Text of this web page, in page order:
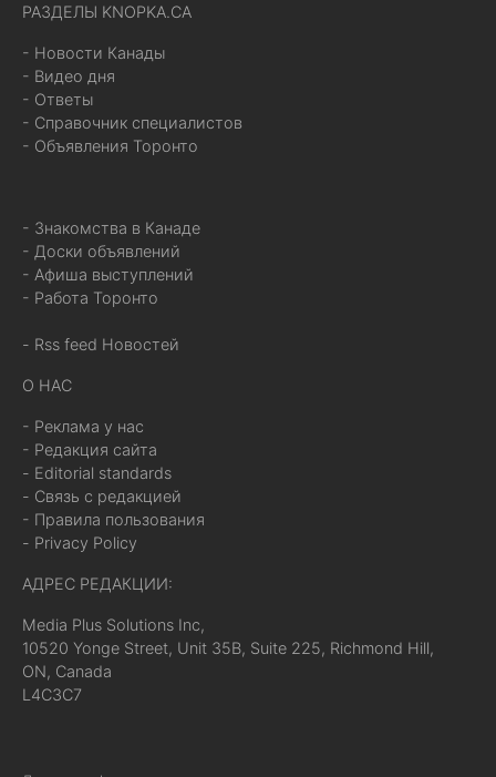
РАЗДЕЛЫ KNOPKA.CA
- Новости Канады
- Видео дня
- Ответы
- Справочник специалистов
- Объявления Торонто
- Знакомства в Канаде
- Доски объявлений
- Афиша выступлений
- Работа Торонто
- Rss feed Новостей
О НАС
- Реклама у нас
- Редакция сайта
- Editorial standards
- Связь с редакцией
- Правила пользования
- Privacy Policy
АДРЕС РЕДАКЦИИ:
Media Plus Solutions Inc,
10520 Yonge Street, Unit 35B, Suite 225, Richmond Hill,
ON, Canada
L4C3C7